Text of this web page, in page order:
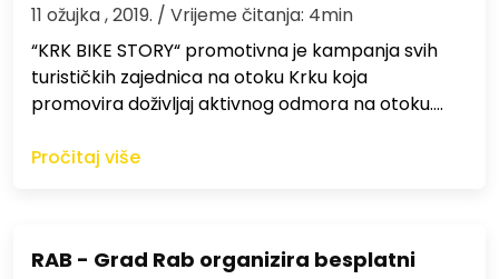
11 ožujka , 2019. / Vrijeme čitanja: 4min
“KRK BIKE STORY“ promotivna je kampanja svih
turističkih zajednica na otoku Krku koja
promovira doživljaj aktivnog odmora na otoku.…
Pročitaj više
RAB - Grad Rab organizira besplatni